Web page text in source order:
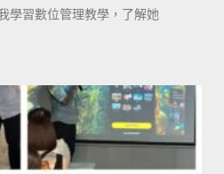
學習數位管理教學，了解她